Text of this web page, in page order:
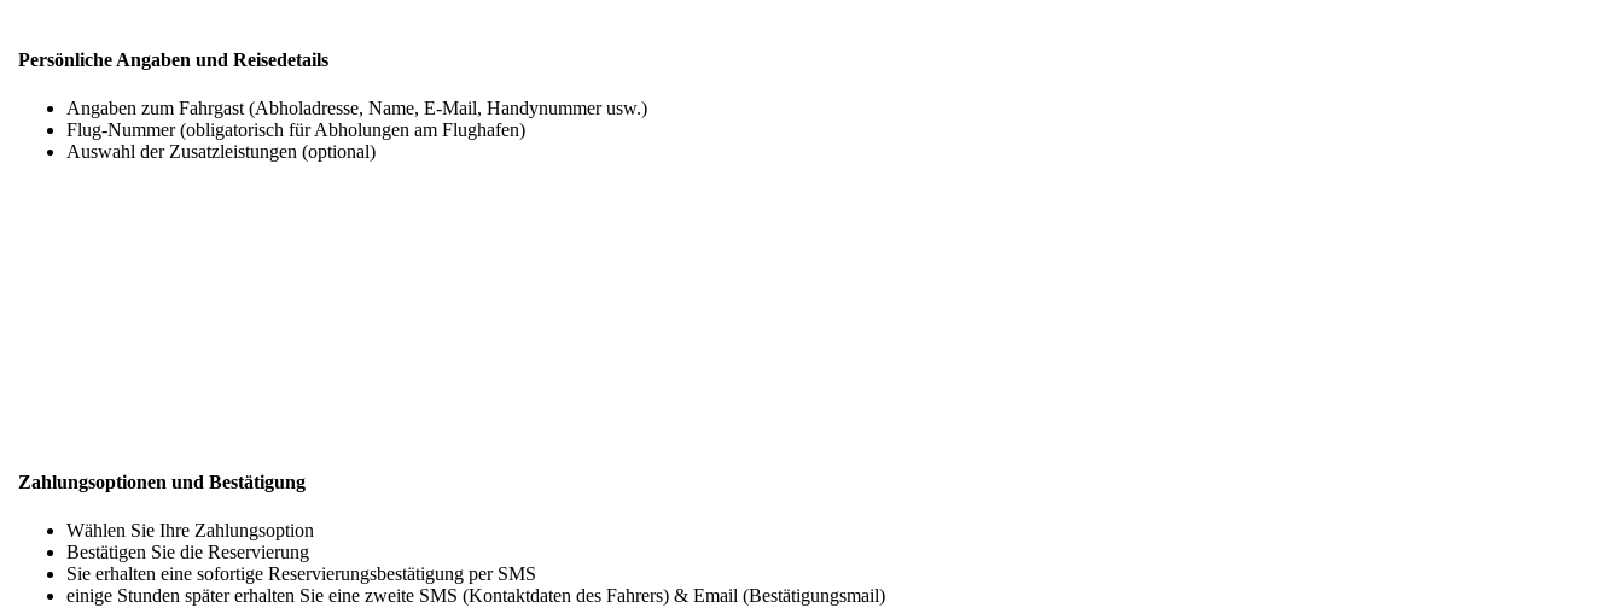
Persönliche Angaben und Reisedetails
Angaben zum Fahrgast (Abholadresse, Name, E-Mail, Handynummer usw.)
Flug-Nummer (obligatorisch für Abholungen am Flughafen)
Auswahl der Zusatzleistungen (optional)
Zahlungsoptionen und Bestätigung
Wählen Sie Ihre Zahlungsoption
Bestätigen Sie die Reservierung
Sie erhalten eine sofortige Reservierungsbestätigung per SMS
einige Stunden später erhalten Sie eine zweite SMS (Kontaktdaten des Fahrers) & Email (Bestätigungsmail)